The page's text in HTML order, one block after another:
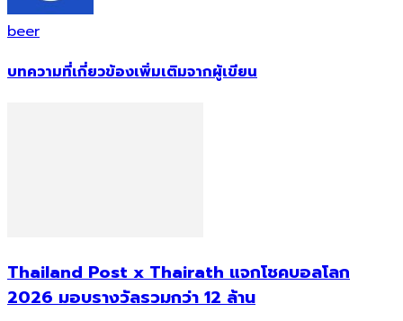
beer
บทความที่เกี่ยวข้องเพิ่มเติมจากผู้เขียน
Thailand Post x Thairath แจกโชคบอลโลก
2026 มอบรางวัลรวมกว่า 12 ล้าน